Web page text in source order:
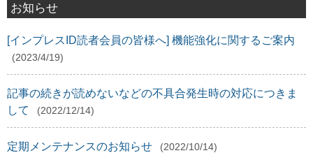
お知らせ
[インプレスID読者会員の皆様へ] 機能強化に関するご案内
(2023/4/19)
記事の続きが読めないなどの不具合発生時の対応につきま
して
(2022/12/14)
定期メンテナンスのお知らせ (2022/10/14)